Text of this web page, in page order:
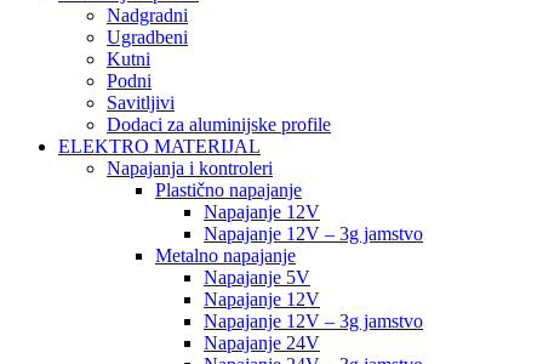
Nadgradni
Ugradbeni
Kutni
Podni
Savitljivi
Dodaci za aluminijske profile
ELEKTRO MATERIJAL
Napajanja i kontroleri
Plastično napajanje
Napajanje 12V
Napajanje 12V – 3g jamstvo
Metalno napajanje
Napajanje 5V
Napajanje 12V
Napajanje 12V – 3g jamstvo
Napajanje 24V